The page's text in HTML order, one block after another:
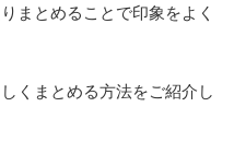
まとめることで印象をよく
くまとめる方法をご紹介し